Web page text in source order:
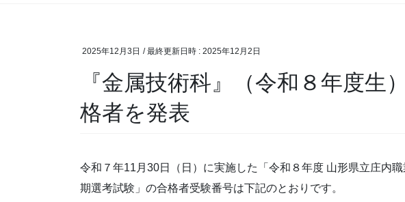
2025年12月3日 / 最終更新日時 : 2025年12月2日
『金属技術科』（令和８年度生
格者を発表
令和７年11月30日（日）に実施した「令和８年度 山形県立庄内
期選考試験」の合格者受験番号は下記のとおりです。